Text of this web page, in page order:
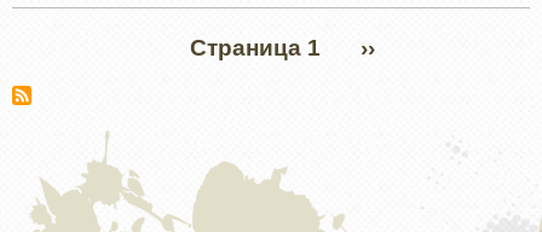
Страница 1
СЛЕДУЮЩАЯ
››